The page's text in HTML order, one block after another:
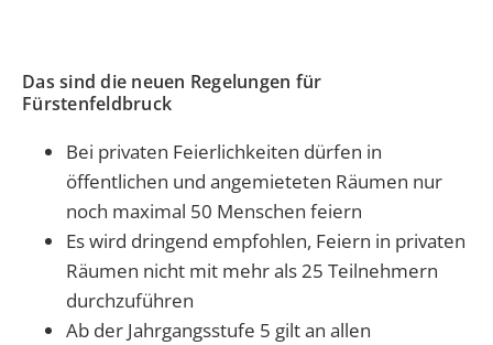
Das sind die neuen Regelungen für
Fürstenfeldbruck
Bei privaten Feierlichkeiten dürfen in
öffentlichen und angemieteten Räumen nur
noch maximal 50 Menschen feiern
Es wird dringend empfohlen, Feiern in privaten
Räumen nicht mit mehr als 25 Teilnehmern
durchzuführen
Ab der Jahrgangsstufe 5 gilt an allen